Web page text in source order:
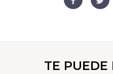
TE PUEDE